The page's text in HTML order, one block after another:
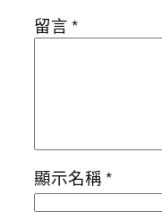
留言*
顯示名稱*